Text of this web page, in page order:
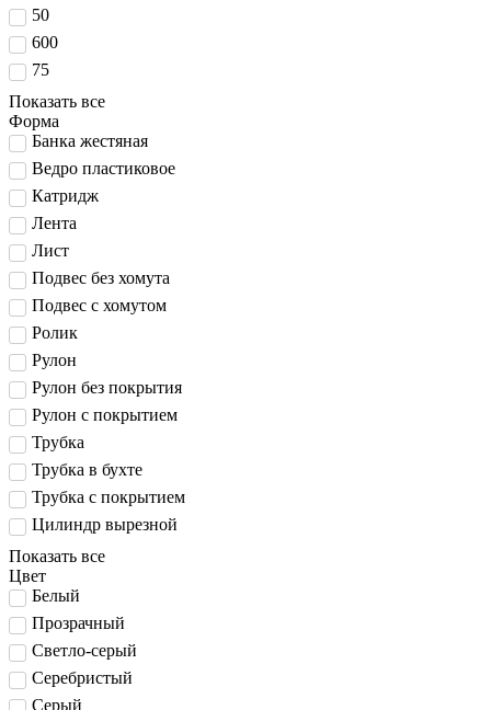
50
600
75
Показать все
Форма
Банка жестяная
Ведро пластиковое
Катридж
Лента
Лист
Подвес без хомута
Подвес с хомутом
Ролик
Рулон
Рулон без покрытия
Рулон с покрытием
Трубка
Трубка в бухте
Трубка с покрытием
Цилиндр вырезной
Показать все
Цвет
Белый
Прозрачный
Светло-серый
Серебристый
Серый